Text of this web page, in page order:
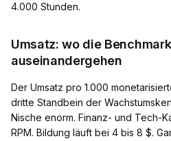
4.000 Stunden.
Umsatz: wo die
auseinandergehen
Der Umsatz pro 1.000
dritte Standbein der
Nische enorm. Finanz- und Tech-
RPM. Bildung läuft bei 4 bis 8 $.